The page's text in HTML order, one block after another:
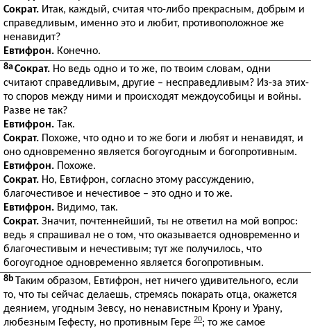
Сократ. Итак, каждый, считая что-либо прекрасным, добрым и
справедливым, именно это и любит, противоположное же
ненавидит?
Евтифрон. Конечно.
8aСократ. Но ведь одно и то же, по твоим словам, одни
считают справедливым, другие – несправедливым? Из-за этих-
то споров между ними и происходят междоусобицы и войны.
Разве не так?
Евтифрон. Так.
Сократ. Похоже, что одно и то же боги и любят и ненавидят, и
оно одновременно является богоугодным и богопротивным.
Евтифрон. Похоже.
Сократ. Но, Евтифрон, согласно этому рассуждению,
благочестивое и нечестивое – это одно и то же.
Евтифрон. Видимо, так.
Сократ. Значит, почтеннейший, ты не ответил на мой вопрос:
ведь я спрашивал не о том, что оказывается одновременно и
благочестивым и нечестивым; тут же получилось, что
богоугодное одновременно является богопротивным.
8b Таким образом, Евтифрон, нет ничего удивительного, если
то, что ты сейчас делаешь, стремясь покарать отца, окажется
деянием, угодным Зевсу, но ненавистным Крону и Урану,
любезным Гефесту, но противным Гере 20; то же самое